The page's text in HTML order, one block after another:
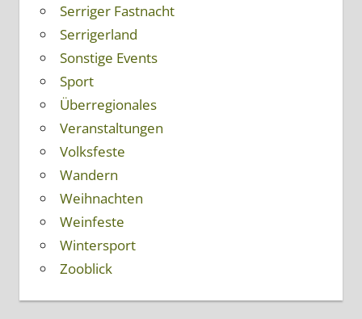
Serriger Fastnacht
Serrigerland
Sonstige Events
Sport
Überregionales
Veranstaltungen
Volksfeste
Wandern
Weihnachten
Weinfeste
Wintersport
Zooblick